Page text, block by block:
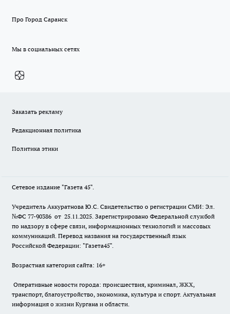
Про Город Саранск
Мы в социальных сетях
Заказать рекламу
Редакционная политика
Политика этики
Сетевое издание "Газета 45".
Учредитель Аккуратнова Ю.С. Свидетельство о регистрации СМИ: Эл.
№ФС 77-90386 от 25.11.2025. Зарегистрировано Федеральной службой
по надзору в сфере связи, информационных технологий и массовых
коммуникаций. Перевод названия на государственный язык
Российской Федерации: "Газета45".
Возрастная категория сайта: 16+
Оперативные новости города: происшествия, криминал, ЖКХ,
транспорт, благоустройство, экономика, культура и спорт. Актуальная
информация о жизни Кургана и области.